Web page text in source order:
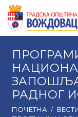
РАДНОГ
ПОЧЕТНА /